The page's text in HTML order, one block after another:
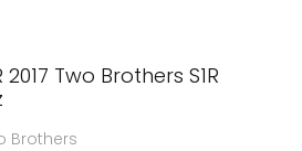
Two Brothers S1R
Brothers